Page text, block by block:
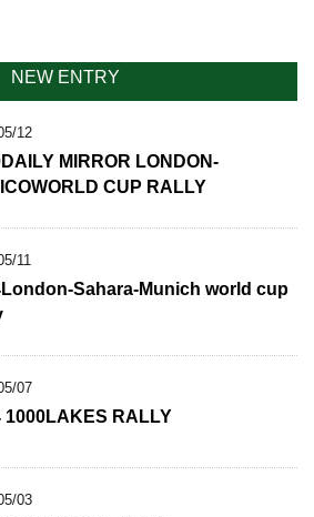
NEW ENTRY
12
MIRROR LONDON-
CUP RALLY
11
Sahara-Munich world cup
07
1000LAKES RALLY
03